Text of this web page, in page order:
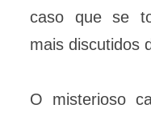
caso que se
mais discutidos
O misterioso